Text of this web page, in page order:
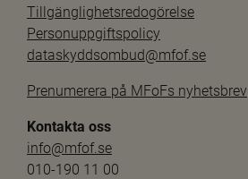
Tillgänglighetsredogörelse
Personuppgiftspolicy
dataskyddsombud@mfof.se
Prenumerera på MFoFs nyhetsbrev
Kontakta oss
info@mfof.se
010-190 11 00